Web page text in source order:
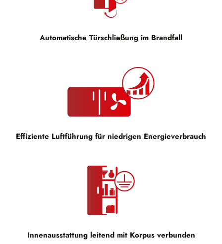
Automatische Türschließung im Brandfall
Effiziente Luftführung für niedrigen Energieverbrauch
Innenausstattung leitend mit Korpus verbunden